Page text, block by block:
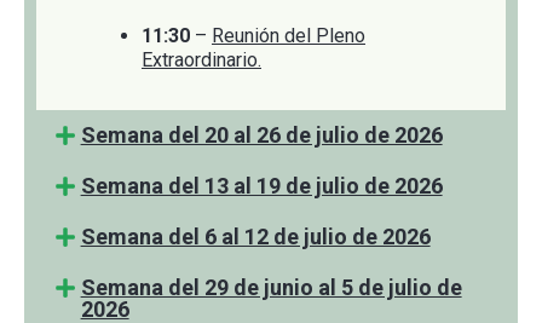
11:30 – Reunión del Pleno
Extraordinario.
Semana del 20 al 26 de julio de 2026
Semana del 13 al 19 de julio de 2026
Semana del 6 al 12 de julio de 2026
Semana del 29 de junio al 5 de julio de
2026